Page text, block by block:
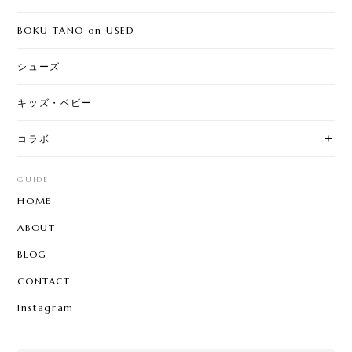
BOKU TANO on USED
シューズ
キッズ・ベビー
コラボ
GUIDE
HOME
ABOUT
BLOG
CONTACT
Instagram